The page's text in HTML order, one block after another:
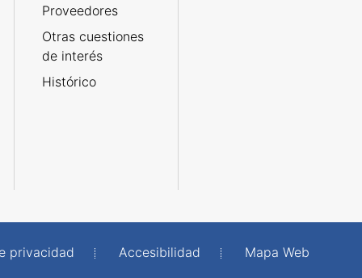
Proveedores
Otras cuestiones
de interés
Histórico
privacidad Accesibilidad
Mapa Web